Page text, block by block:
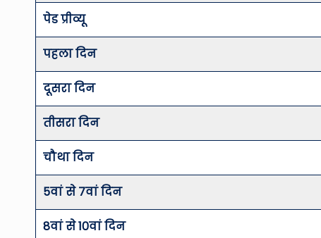
पेड प्रीव्यू
पहला दिन
दूसरा दिन
तीसरा दिन
चौथा दिन
5वां से 7वां दिन
8वां से 10वां दिन